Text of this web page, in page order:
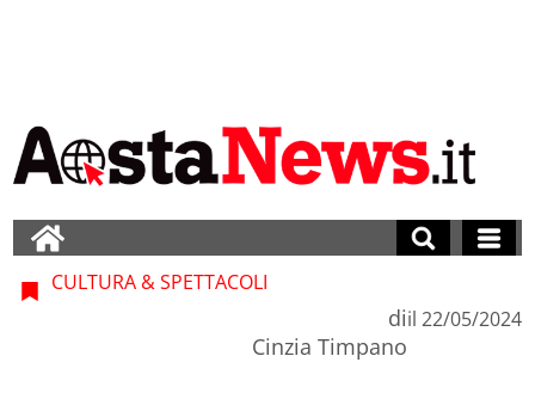
CULTURA & SPETTACOLI
di
Cinzia Timpano
il 22/05/2024